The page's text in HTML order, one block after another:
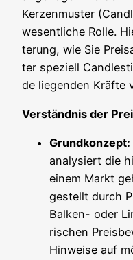
Ker­zen­mus­ter
wesent­li­che Rol­le.
te­rung, wie Sie
ter spe­zi­ell
de lie­gen­den Kräf­te
Ver­ständ­nis der
Grund­kon­zept:
ana­ly­siert die
einem Markt
ge­stellt durch
Bal­ken- oder
ri­schen
Hin­wei­se auf